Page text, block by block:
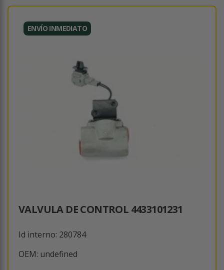
ENVÍO INMEDIATO
VALVULA DE CONTROL 4433101231
Id interno: 280784
OEM: undefined